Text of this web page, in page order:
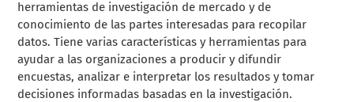
herramientas de investigación de mercado y de
conocimiento de las partes interesadas para recopilar
datos. Tiene varias características y herramientas para
ayudar a las organizaciones a producir y difundir
encuestas, analizar e interpretar los resultados y tomar
decisiones informadas basadas en la investigación.